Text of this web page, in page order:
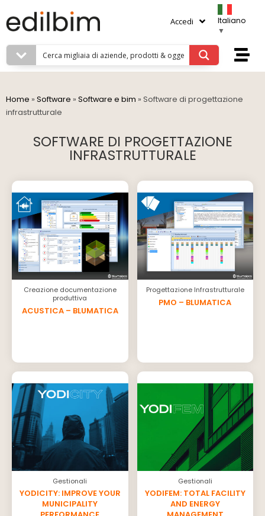
Accedi
Italiano
▼
Home » Software » Software e bim » Software di progettazione
infrastrutturale
SOFTWARE DI PROGETTAZIONE
INFRASTRUTTURALE
Creazione documentazione
produttiva
ACUSTICA – BLUMATICA
Progettazione Infrastrutturale
PMO – BLUMATICA
Gestionali
YODICITY: IMPROVE YOUR
MUNICIPALITY
Gestionali
YODIFEM: TOTAL FACILITY
AND ENERGY